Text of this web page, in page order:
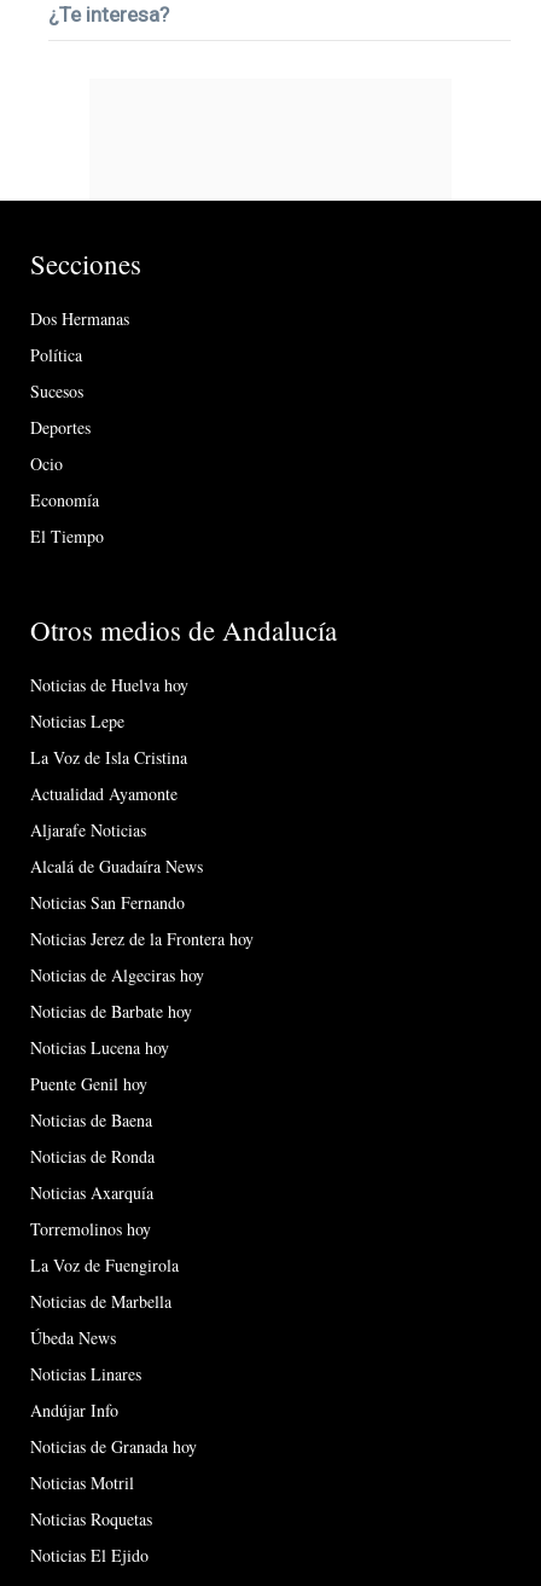
¿Te interesa?
Secciones
Dos Hermanas
Política
Sucesos
Deportes
Ocio
Economía
El Tiempo
Otros medios de Andalucía
Noticias de Huelva hoy
Noticias Lepe
La Voz de Isla Cristina
Actualidad Ayamonte
Aljarafe Noticias
Alcalá de Guadaíra News
Noticias San Fernando
Noticias Jerez de la Frontera hoy
Noticias de Algeciras hoy
Noticias de Barbate hoy
Noticias Lucena hoy
Puente Genil hoy
Noticias de Baena
Noticias de Ronda
Noticias Axarquía
Torremolinos hoy
La Voz de Fuengirola
Noticias de Marbella
Úbeda News
Noticias Linares
Andújar Info
Noticias de Granada hoy
Noticias Motril
Noticias Roquetas
Noticias El Ejido